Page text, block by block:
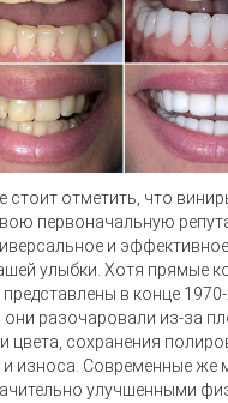
стоит отметить, что
первоначальную
и
улыбки. Хотя прямые
в конце
они разочаровали из-за
цвета, сохранения
и износа. Современные же
улучшенными